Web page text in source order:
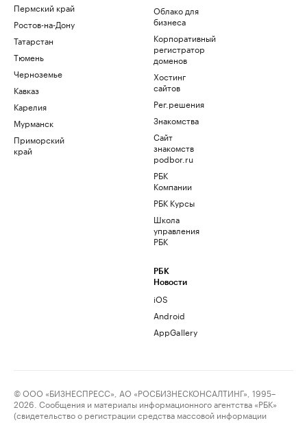
Пермский край
Ростов-на-Дону
Татарстан
Тюмень
Черноземье
Кавказ
Карелия
Мурманск
Приморский
край
Облако для
бизнеса
Корпоративный
регистратор
доменов
Хостинг
сайтов
Рег.решения
Знакомства
Сайт
знакомств
podbor.ru
РБК
Компании
РБК Курсы
Школа
управления
РБК
РБК
Новости
iOS
Android
AppGallery
© ООО «БИЗНЕСПРЕСС», АО «РОСБИЗНЕСКОНСАЛТИНГ», 1995–
2026. Сообщения и материалы информационного агентства «РБК»
(свидетельство о регистрации средства массовой информации